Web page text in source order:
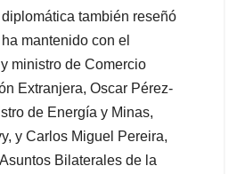
también reseñó
mantenido con el
ministro de Comercio
Extranjera, Oscar Pérez-
de Energía y Minas,
y Carlos Miguel Pereira,
Bilaterales de la